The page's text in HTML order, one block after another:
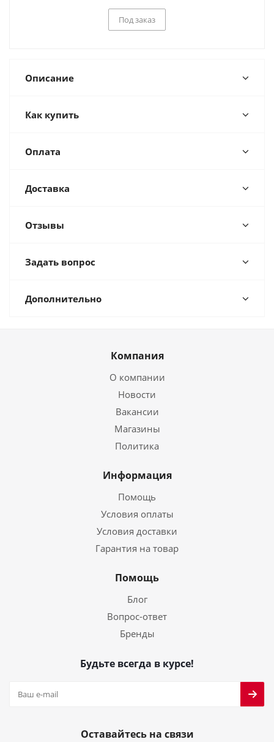
Под заказ
Описание
Как купить
Оплата
Доставка
Отзывы
Задать вопрос
Дополнительно
Компания
О компании
Новости
Вакансии
Магазины
Политика
Информация
Помощь
Условия оплаты
Условия доставки
Гарантия на товар
Помощь
Блог
Вопрос-ответ
Бренды
Будьте всегда в курсе!
Оставайтесь на связи